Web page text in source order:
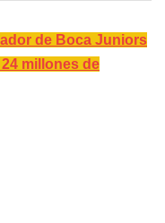
de Boca Juniors
millones de